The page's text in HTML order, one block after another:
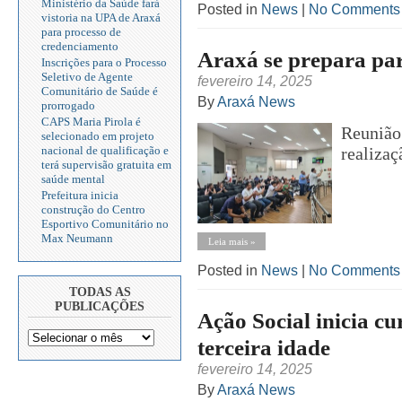
Ministério da Saúde fará
vistoria na UPA de Araxá
para processo de
credenciamento
Inscrições para o Processo
Seletivo de Agente
Comunitário de Saúde é
prorrogado
CAPS Maria Pirola é
selecionado em projeto
nacional de qualificação e
terá supervisão gratuita em
saúde mental
Prefeitura inicia
construção do Centro
Esportivo Comunitário no
Max Neumann
TODAS AS
PUBLICAÇÕES
Posted in News No
Araxá se prepara
fevereiro 14, 2025
ByAraxá News
Leia mais »
Posted in News No
Ação Social inicia
terceira idade
fevereiro 14, 2025
ByAraxá News